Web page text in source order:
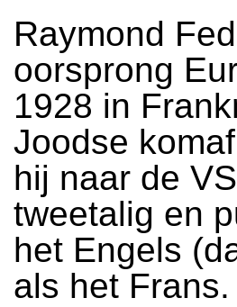
Raymond
oorsprong
1928 in
Joodse
hij naar de
tweetalig en
het Engels
als het